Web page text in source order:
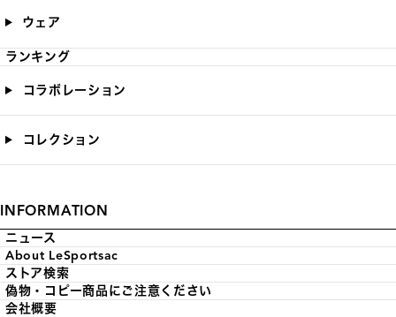
ウェア
ランキング
コラボレーション
コレクション
INFORMATION
ニュース
About LeSportsac
ストア検索
偽物・コピー商品にご注意ください
会社概要